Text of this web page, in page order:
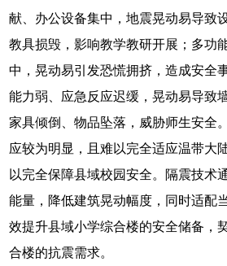
献、办公设备集中，地震晃动易导致
教具损毁，影响教学教研开展；多功
中，晃动易引发恐慌拥挤，造成安全
能力弱、应急反应迟缓，晃动易导致
家具倾倒、物品坠落，威胁师生安全
应较为明显，且难以完全适应温带大
以完全保障县域校园安全。隔震技术
能量，降低建筑晃动幅度，同时适配
效提升县域小学综合楼的安全储备，
合楼的抗震需求。